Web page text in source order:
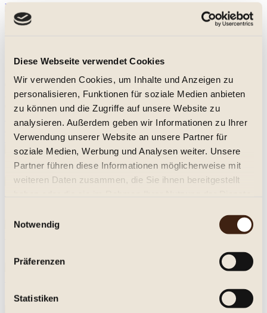
Diese Webseite verwendet Cookies
Wir verwenden Cookies, um Inhalte und Anzeigen zu
personalisieren, Funktionen für soziale Medien anbieten
zu können und die Zugriffe auf unsere Website zu
analysieren. Außerdem geben wir Informationen zu Ihrer
Verwendung unserer Website an unsere Partner für
soziale Medien, Werbung und Analysen weiter. Unsere
Partner führen diese Informationen möglicherweise mit
weiteren Daten zusammen, die Sie ihnen bereitgestellt
Notwendig
Präferenzen
Statistiken
Nährwerte
Nährwerte:
Kohlenhydrate:
0,12 g
- davon Zucker:
0,12 g
Kunden kauften auch
Kunden haben sich ebenfalls angesehen
Kunden kauften auch
Kunden haben sich ebenfalls angesehen
Custoza, Lenotti 2023
5,95 € *
Inhalt 0.75 Liter(7,93 € * / 1 Liter)
Château du Trignon -
Malbec
Inhalt0.75 Liter
Chardonnay
Inhalt0.75 Liter
Casa